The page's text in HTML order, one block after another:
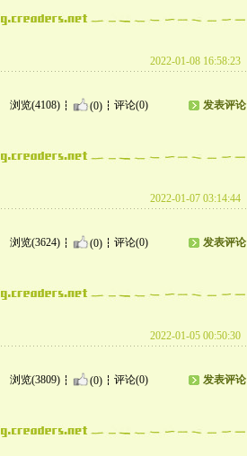
2022-01-08 16:58:23
浏览(4108) (0) 评论(0) 发表评论
2022-01-07 03:14:44
浏览(3624) (0) 评论(0) 发表评论
2022-01-05 00:50:30
浏览(3809) (0) 评论(0) 发表评论